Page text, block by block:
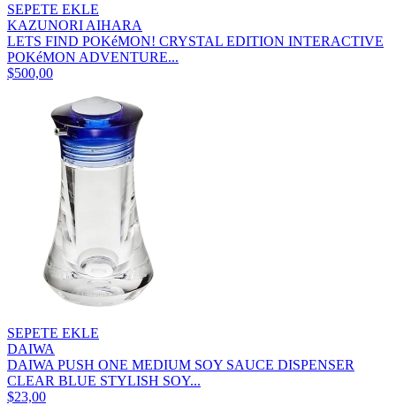
SEPETE EKLE
KAZUNORI AIHARA
LETS FIND POKéMON! CRYSTAL EDITION INTERACTIVE
POKéMON ADVENTURE...
$500,00
SEPETE EKLE
DAIWA
DAIWA PUSH ONE MEDIUM SOY SAUCE DISPENSER
CLEAR BLUE STYLISH SOY...
$23,00